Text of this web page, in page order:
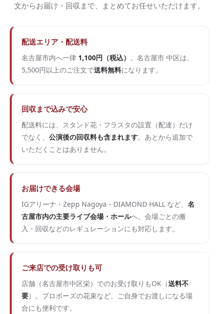
文からお届け・回収まで、まとめてお任せいただけます。
配送エリア・配送料
名古屋市内へ一律 1,100円（税込） 。名古屋市 中区は、
5,500円以上のご注文で送料無料になります。
回収まで込みで安心
配送料には、スタンド花・フラスタの設置（配達）だけ
でなく、 公演後の回収料も含まれます。あとから追加で
いただくことはありません。
お届けできる会場
IGアリーナ・Zepp Nagoya・DIAMOND HALL など、 名
古屋市内の主要ライブ会場・ホールへ。会場ごとの搬
入・回収などのレギュレーションにも対応します。
ご来店での受け取りも可
店舗（名古屋市中区栄）でのお受け取りもOK（送料不
要）。プロポーズの花束など、ご自身でお渡しになる場
合にも便利です。